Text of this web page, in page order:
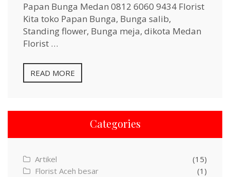
Papan Bunga Medan 0812 6060 9434 Florist
Kita toko Papan Bunga, Bunga salib,
Standing flower, Bunga meja, dikota Medan
Florist …
READ MORE
Categories
Artikel
(15)
Florist Aceh besar
(1)